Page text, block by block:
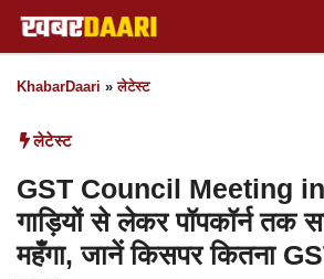
Skip
to
content
KhabarDaari »लेटेस्ट
लेटेस्ट
GST Council Meeting
गाड़ियों से लेकर पॉपकॉर्न
महँगा, जानें किसपर कितना